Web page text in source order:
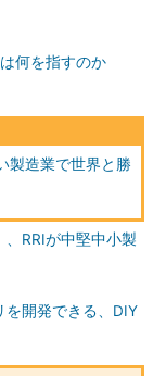
何を指すのか
製造業で世界と勝
、RRIが中堅中小製
を開発できる、DIY